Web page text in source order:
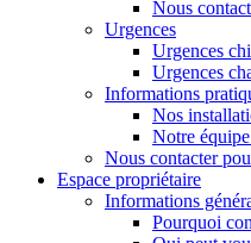
Nous
Urgences
Urgences
Urgences
Informations
Nos
Notre
Nous contacter
Espace propriétaire
Informations
Pourquoi